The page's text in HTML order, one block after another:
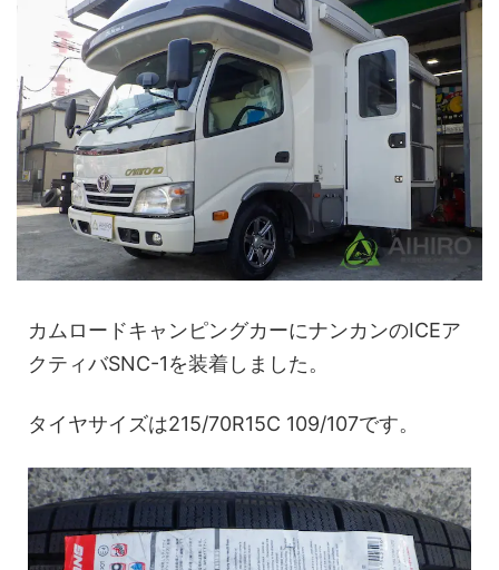
カムロードキャンピングカーにナンカンのICEア
クティバSNC-1を装着しました。
タイヤサイズは215/70R15C 109/107です。